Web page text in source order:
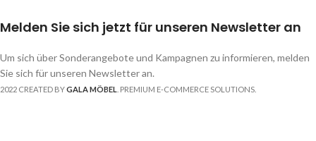
Melden Sie sich jetzt für unseren Newsletter an
Um sich über Sonderangebote und Kampagnen zu informieren, melden
Sie sich für unseren Newsletter an.
2022 CREATED BYGALA MÖBEL . PREMIUM E-COMMERCE SOLUTIONS.